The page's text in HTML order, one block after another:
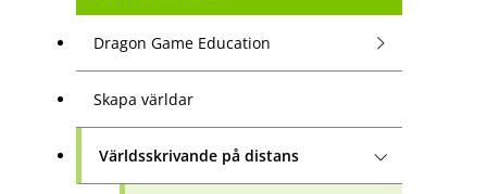
Dragon Game Education
Skapa världar
Världsskrivande på distans